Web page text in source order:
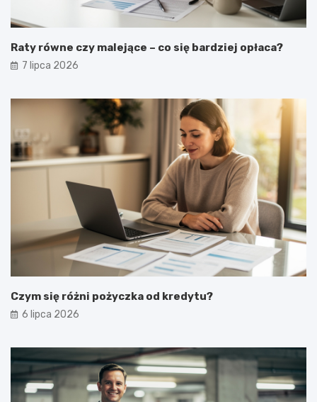
Raty równe czy malejące – co się bardziej opłaca?
7 lipca 2026
Czym się różni pożyczka od kredytu?
6 lipca 2026